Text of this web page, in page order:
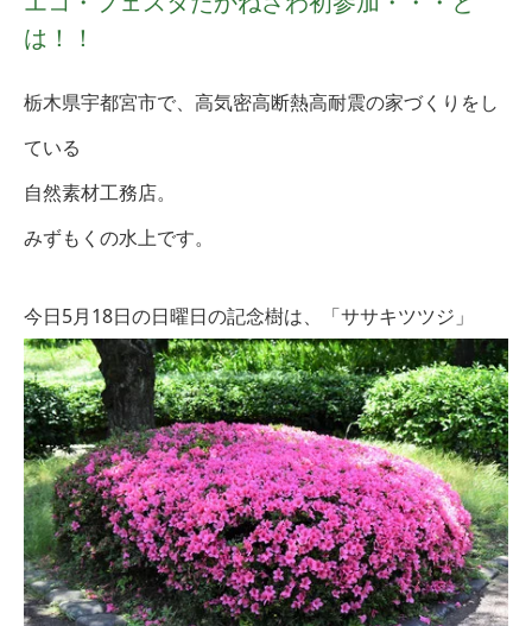
は！！
栃木県宇都宮市で、高気密高断熱高耐震の家づくりをし
ている
自然素材工務店。
みずもくの水上です。
今日5月18日の日曜日の記念樹は、「ササキツツジ 」